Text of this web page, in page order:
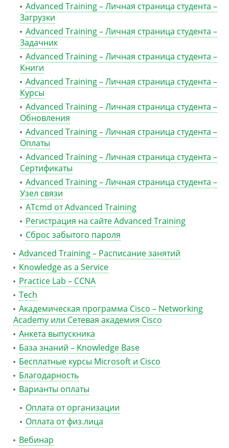
Advanced Training – Личная страница студента –
Загрузки
Advanced Training – Личная страница студента –
Задачник
Advanced Training – Личная страница студента –
Книги
Advanced Training – Личная страница студента –
Курсы
Advanced Training – Личная страница студента –
Обновления
Advanced Training – Личная страница студента –
Оплаты
Advanced Training – Личная страница студента –
Сертификаты
Advanced Training – Личная страница студента –
Узел связи
ATcmd от Advanced Training
Регистрация на сайте Advanced Training
Сброс забытого пароля
Advanced Training – Расписание занятий
Knowledge as a Service
Practice Lab – CCNA
Tech
Академическая программа Cisco – Networking
Academy или Сетевая академия Cisco
Анкета выпускника
База знаний – Knowledge Base
Бесплатные курсы Microsoft и Cisco
Благодарность
Варианты оплаты
Оплата от организации
Оплата от физ.лица
Вебинар